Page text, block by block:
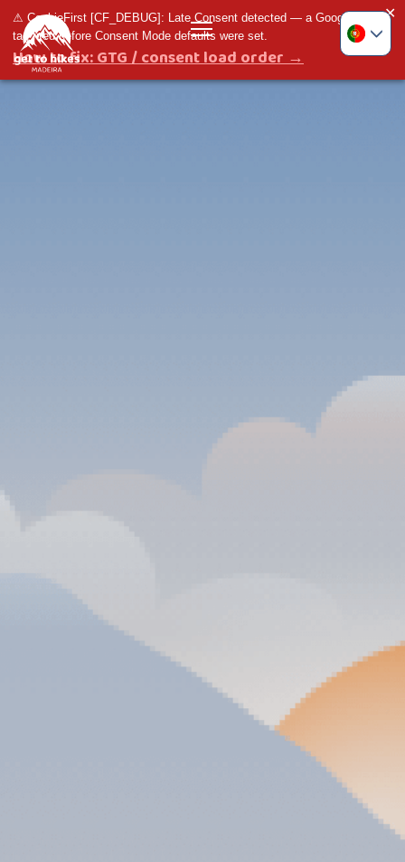
⚠ CookieFirst [CF_DEBUG]: Late Consent detected — a Google
tag fired before Consent Mode defaults were set.
How to fix: GTG / consent load order →
✕
Toggle menu